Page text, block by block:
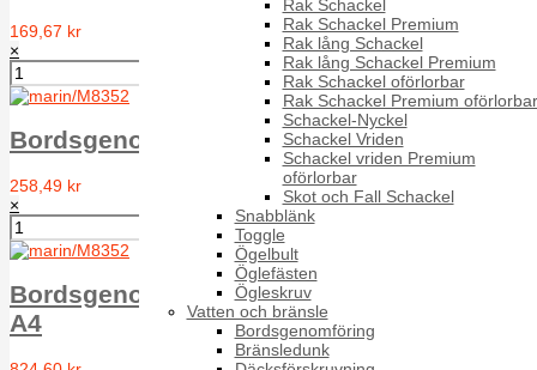
Rak Schackel
Rak Schackel Premium
Rak lång Schackel
Rak lång Schackel Premium
Rak Schackel oförlorbar
Rak Schackel Premium oförlorbar
Schackel-Nyckel
Schackel Vriden
Schackel vriden Premium
oförlorbar
Skot och Fall Schackel
Snabblänk
Toggle
Ögelbult
Öglefästen
Ögleskruv
Vatten och bränsle
Bordsgenomföring
Bränsledunk
169,67 kr
×
Bordsgenomföring med intagssil 1", A4
258,49 kr
×
Bordsgenomföring med intagssil 1 1/2",
A4